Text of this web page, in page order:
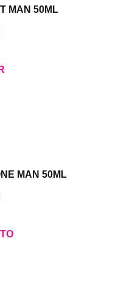
MAN 50ML
MAN 50ML